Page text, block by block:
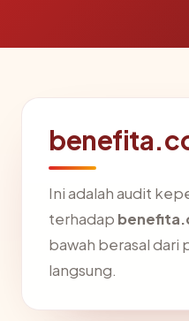
Ini adalah audit
terhadap
bawah berasal dari
langsung.